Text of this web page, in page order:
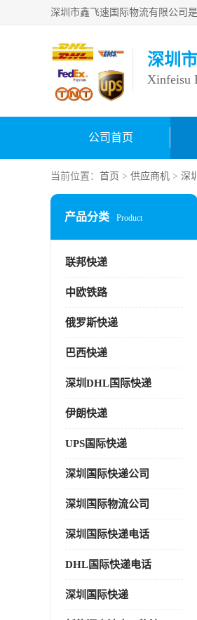
深圳
Xinfeisu
公司首页
当前位置： 首页 > 供应商机 > 深
产品分类 Product
联邦快递
中欧铁路
俄罗斯快递
巴西快递
深圳DHL国际快递
伊朗快递
UPS国际快递
深圳国际快递公司
深圳国际物流公司
深圳国际快递电话
DHL国际快递电话
深圳国际快递